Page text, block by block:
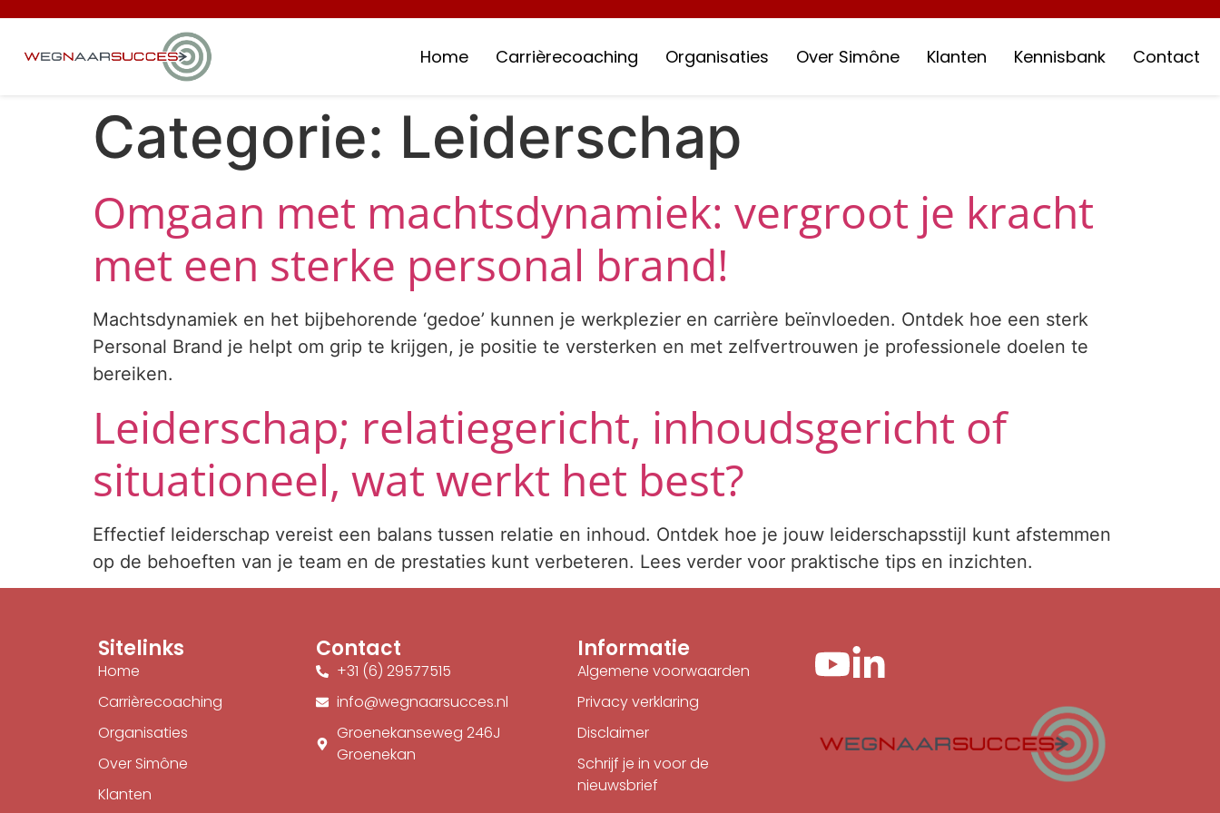
Home Carrièrecoaching Organisaties Over Simône Klanten Kennisbank Contact
Categorie: Leiderschap
Omgaan met machtsdynamiek: vergroot je kracht
met een sterke personal brand!
Machtsdynamiek en het bijbehorende ‘gedoe’ kunnen je werkplezier en carrière beïnvloeden. Ontdek hoe een sterk
Personal Brand je helpt om grip te krijgen, je positie te versterken en met zelfvertrouwen je professionele doelen te
bereiken.
Leiderschap; relatiegericht, inhoudsgericht of
situationeel, wat werkt het best?
Effectief leiderschap vereist een balans tussen relatie en inhoud. Ontdek hoe je jouw leiderschapsstijl kunt afstemmen
op de behoeften van je team en de prestaties kunt verbeteren. Lees verder voor praktische tips en inzichten.
Sitelinks
Home
Carrièrecoaching
Organisaties
Over Simône
Klanten
Contact
+31 (6) 29577515
info@wegnaarsucces.nl
Groenekanseweg 246J
Groenekan
Informatie
Algemene voorwaarden
Privacy verklaring
Disclaimer
Schrijf je in voor de
nieuwsbrief